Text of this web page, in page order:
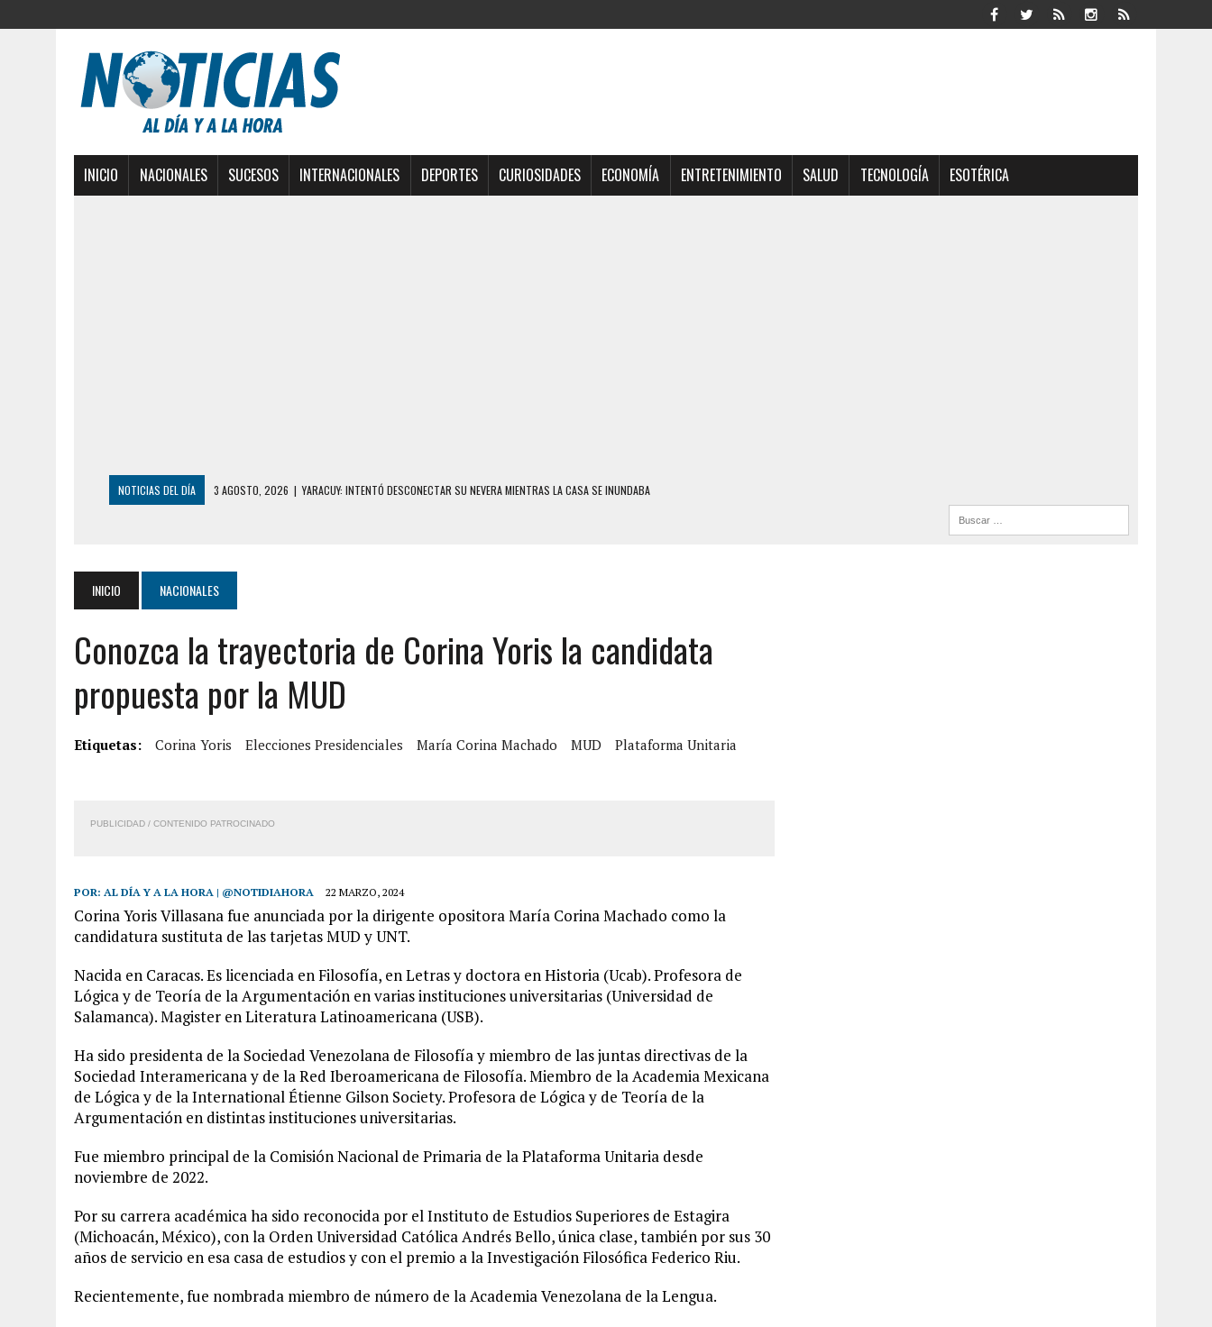
INICIO NACIONALES SUCESOS INTERNACIONALES DEPORTES CURIOSIDADES ECONOMÍA ENTRETENIMIENTO SALUD TECNOLOGÍA ESOTÉRICA
NOTICIAS DEL DÍA 3 AGOSTO, 2026 | YARACUY: INTENTÓ DESCONECTAR SU NEVERA MIENTRAS LA CASA SE INUNDABA
2 AGOSTO, 2026 | CONMOCIÓN EN CHILE POR BRUTAL CRIMEN CONTRA ADOLESCENTE VENEZOLANO: AUTOR MATERIAL SE MANTIENE EN FUGA
1 AGOSTO, 2026
UN MUERTO Y 5 HERIDOS SALDO DE COLISIÓN MÚLTIPLE EN LA AUTOPISTA VALLE-COCHE
31 JULIO, 2026
| ASESINARON A ADOLESCENTE VENEZOLANO DE 15 AÑOS EN LICEO DE CHILE: SUS COMPAÑEROS LO ESPERARON EN LA SALIDA
5 AGOSTO, 2026
PRESUNTO BROTE PSICÓTICO POR FALTA DE TRATAMIENTO DESENCADENÓ TRAGEDIA FAMILIAR
INICIO NACIONALES
Conozca la trayectoria de Corina Yoris la candidata
propuesta por la MUD
Etiquetas: Corina Yoris Elecciones Presidenciales María Corina Machado MUD Plataforma Unitaria
PUBLICIDAD / CONTENIDO PATROCINADO
POR: AL DÍA Y A LA HORA | @NOTIDIAHORA 22 MARZO, 2024
Corina Yoris Villasana fue anunciada por la dirigente opositora María Corina Machado como la
candidatura sustituta de las tarjetas MUD y UNT.
Nacida en Caracas. Es licenciada en Filosofía, en Letras y doctora en Historia (Ucab). Profesora de
Lógica y de Teoría de la Argumentación en varias instituciones universitarias (Universidad de
Salamanca). Magister en Literatura Latinoamericana (USB).
Ha sido presidenta de la Sociedad Venezolana de Filosofía y miembro de las juntas directivas de la
Sociedad Interamericana y de la Red Iberoamericana de Filosofía. Miembro de la Academia Mexicana
de Lógica y de la International Étienne Gilson Society. Profesora de Lógica y de Teoría de la
Argumentación en distintas instituciones universitarias.
Fue miembro principal de la Comisión Nacional de Primaria de la Plataforma Unitaria desde
noviembre de 2022.
Por su carrera académica ha sido reconocida por el Instituto de Estudios Superiores de Estagira
(Michoacán, México), con la Orden Universidad Católica Andrés Bello, única clase, también por sus 30
años de servicio en esa casa de estudios y con el premio a la Investigación Filosófica Federico Riu.
Recientemente, fue nombrada miembro de número de la Academia Venezolana de la Lengua.